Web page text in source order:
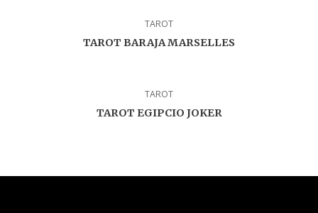
TAROT
TAROT BARAJA MARSELLES
TAROT
TAROT EGIPCIO JOKER